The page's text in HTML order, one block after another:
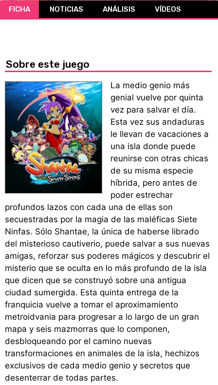
CÓMICS
FICHA NOTICIAS ANÁLISIS VÍDEOS
Sobre este juego
La medio genio más
genial vuelve por quinta
vez para salvar el día.
Esta vez sus andaduras
le llevan de vacaciones a
una isla donde puede
reunirse con otras chicas
de su misma especie
híbrida, pero antes de
poder estrechar
profundos lazos con cada una de ellas son
secuestradas por la magia de las maléficas Siete
Ninfas. Sólo Shantae, la única de haberse librado
del misterioso cautiverio, puede salvar a sus nuevas
amigas, reforzar sus poderes mágicos y descubrir el
misterio que se oculta en lo más profundo de la isla
que dicen que se construyó sobre una antigua
ciudad sumergida. Esta quinta entrega de la
franquicia vuelve a tomar el aproximamiento
metroidvania para progresar a lo largo de un gran
mapa y seis mazmorras que lo componen,
desbloqueando por el camino nuevas
transformaciones en animales de la isla, hechizos
exclusivos de cada medio genio y secretos que
desenterrar de todas partes.